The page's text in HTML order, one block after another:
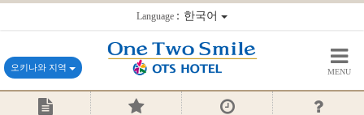
Language：한국어
오키나와 지역 MENU